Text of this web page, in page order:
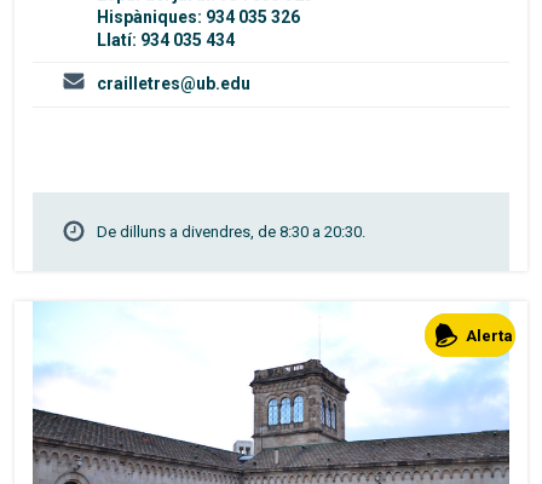
Hispàniques: 934 035 326
Llatí: 934 035 434
crailletres@ub.edu
De dilluns a divendres, de 8:30 a 20:30.
Alerta